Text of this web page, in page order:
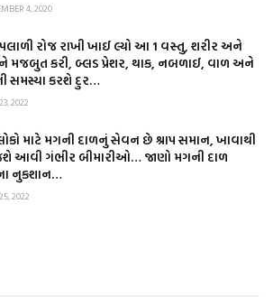
4, 2020
રોજ રાખી ખાઈ લ્યો આ 1 વસ્તુ, શરીર અને
મજબુત કરી, બ્લડ પ્રેશર, થાક, નબળાઈ, વાળ અને
સમસ્યા કરશે દુર…
2022
માટે મગની દાળનું સેવન છે શ્રાપ સમાન, ખાવાથી
આવી ગંભીર બીમારીઓ… જાણો મગની દાળ
નુકશાન…
2022